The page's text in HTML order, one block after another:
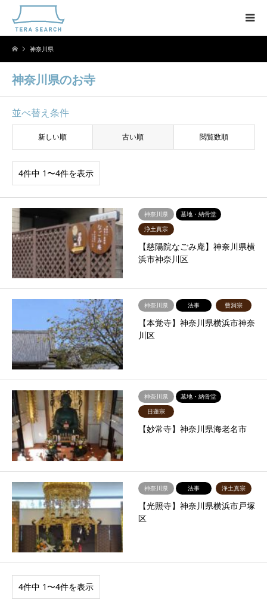
神奈川県
神奈川県のお寺
並べ替え条件
新しい順 古い順 閲覧数順
4件中 1〜4件を表示
神奈川県
墓地・納骨堂
浄土真宗
【慈陽院なごみ庵】神奈川県横
浜市神奈川区
神奈川県 法事 曹洞宗
【本覚寺】神奈川県横浜市神奈
川区
神奈川県
墓地・納骨堂
日蓮宗
【妙常寺】神奈川県海老名市
神奈川県 法事 浄土真宗
【光照寺】神奈川県横浜市戸塚
区
4件中 1〜4件を表示